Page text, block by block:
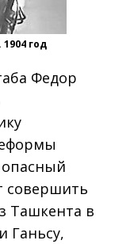
год
Федор
совершить
Ташкента в
Ганьсу,